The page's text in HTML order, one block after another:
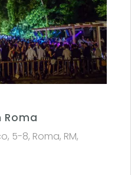
Roma
5-8, Roma, RM,